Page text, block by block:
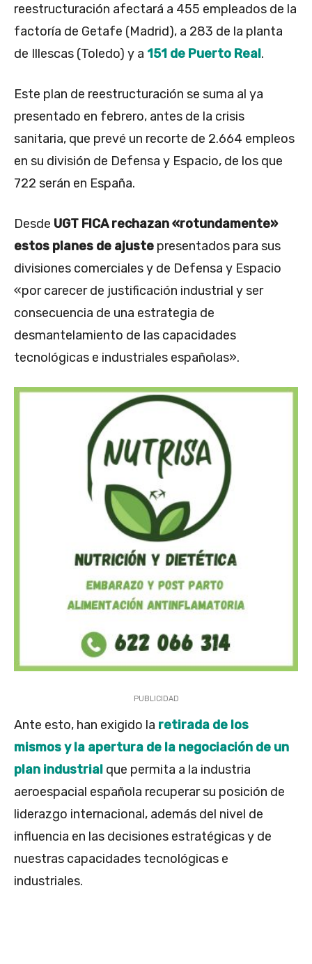
reestructuración afectará a 455 empleados de la
factoría de Getafe (Madrid), a 283 de la planta
de Illescas (Toledo) y a 151 de Puerto Real.
Este plan de reestructuración se suma al ya
presentado en febrero, antes de la crisis
sanitaria, que prevé un recorte de 2.664 empleos
en su división de Defensa y Espacio, de los que
722 serán en España.
Desde UGT FICA rechazan «rotundamente»
estos planes de ajuste presentados para sus
divisiones comerciales y de Defensa y Espacio
«por carecer de justificación industrial y ser
consecuencia de una estrategia de
desmantelamiento de las capacidades
tecnológicas e industriales españolas».
PUBLICIDAD
Ante esto, han exigido la retirada de los
mismos y la apertura de la negociación de un
plan industrial que permita a la industria
aeroespacial española recuperar su posición de
liderazgo internacional, además del nivel de
influencia en las decisiones estratégicas y de
nuestras capacidades tecnológicas e
industriales.